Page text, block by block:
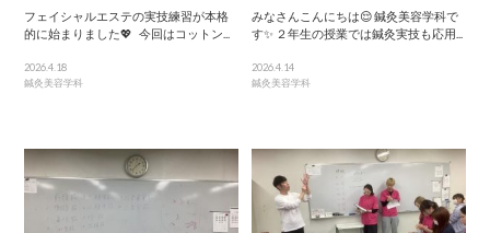
フェイシャルエステの実技練習が本格
的に始まりました💖 今回はコットン...
2026.4.18
鍼灸美容学科
みなさんこんにちは😌 鍼灸美容学科で
す✨ ２年生の授業では鍼灸実技も応用...
2026.4.14
鍼灸美容学科